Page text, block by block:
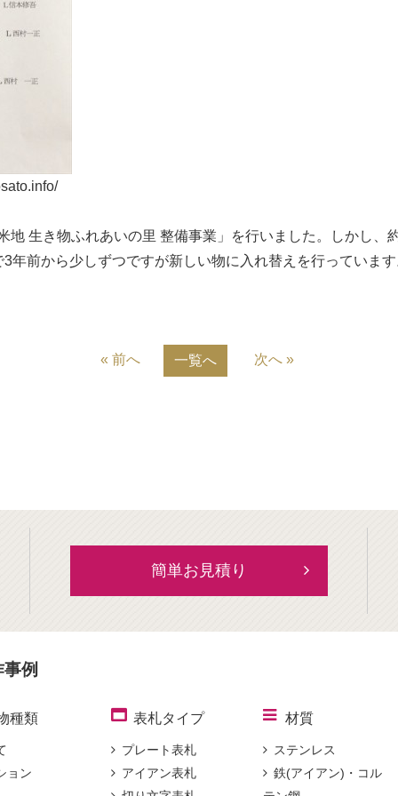
地 生き物ふれあいの里 整備事業」を行いました。しかし、
年前から少しずつですが新しい物に入れ替えを行っていま
« 前へ 一覧へ 次へ »
簡単お見積り
例
種類
ョン
表札タイプ
プレート表札
アイアン表札
材質
ステンレス
鉄(アイアン)・コル